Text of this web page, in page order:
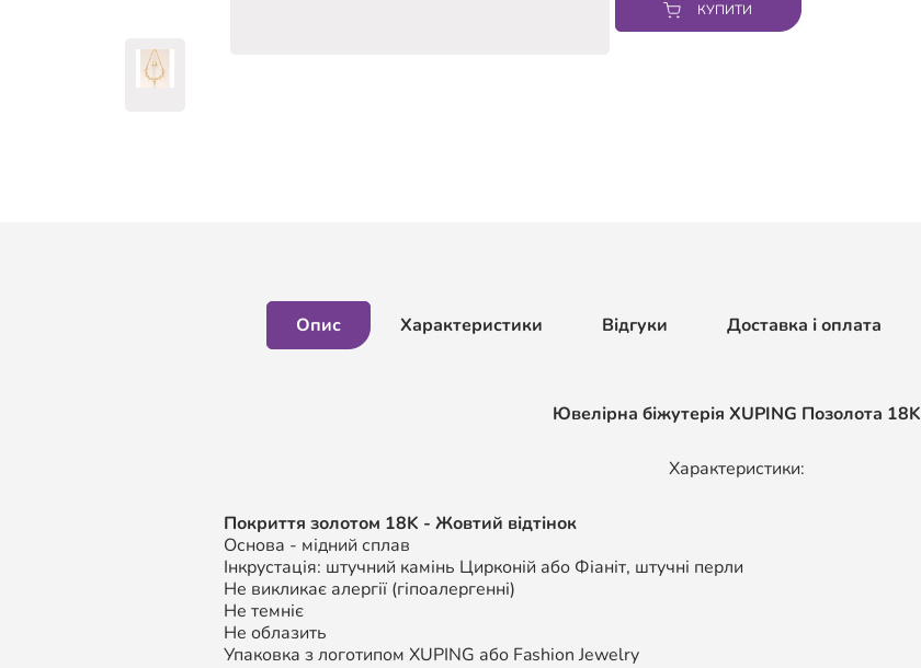
КУПИТИ
Опис Характеристики Відгуки Доставка і оплата
Ювелірна біжутерія XUPING Позолота 18K
Характеристики:
Покриття золотом 18K - Жовтий відтінок
Основа - мідний сплав
Інкрустація: штучний камінь Цирконій або Фіаніт, штучні перли
Не викликає алергії (гіпоалергенні)
Не темніє
Не облазить
Упаковка з логотипом XUPING або Fashion Jewelry